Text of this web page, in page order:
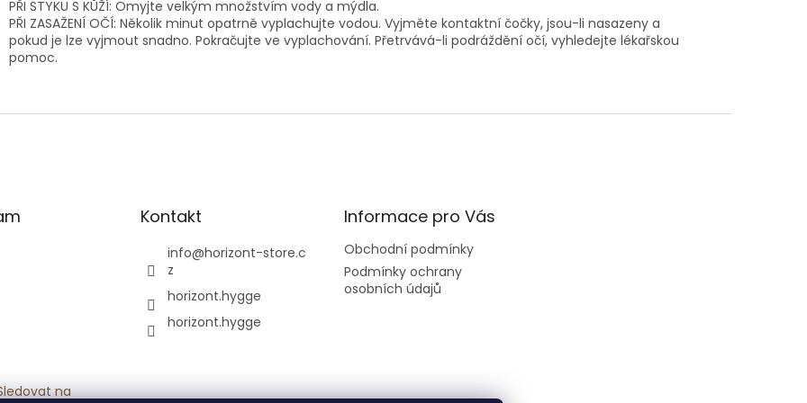
PŘI STYKU S KŮŽÍ: Omyjte velkým množstvím vody a mýdla.
PŘI ZASAŽENÍ OČÍ: Několik minut opatrně vyplachujte vodou. Vyjměte kontaktní čočky, jsou-li nasazeny a
pokud je lze vyjmout snadno. Pokračujte ve vyplachování. Přetrvává-li podráždění očí, vyhledejte lékařskou
pomoc.
na
Kontakt
info@horizont-store.c
z
horizont.hygge
horizont.hygge
Informace pro Vás
Obchodní podmínky
Podmínky ochrany
osobních údajů